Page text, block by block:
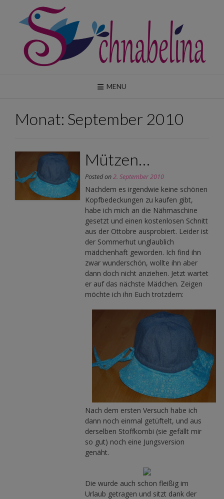
content
MENU
Monat: September 2010
Mützen…
Posted on2. September 2010
Nachdem es irgendwie keine schönen
Kopfbedeckungen zu kaufen gibt,
habe ich mich an die Nähmaschine
gesetzt und einen kostenlosen Schnitt
aus der Ottobre ausprobiert. Leider ist
der Sommerhut unglaublich
mädchenhaft geworden. Ich find ihn
zwar wunderschön, wollte ihn aber
dann doch nicht anziehen. Jetzt wartet
er auf das nächste Mädchen. Zeigen
möchte ich ihn Euch trotzdem:
Nach dem ersten Versuch habe ich
dann noch einmal getüftelt, und aus
derselben Stoffkombi (sie gefällt mir
so gut) noch eine Jungsversion
genäht.
Die wurde auch schon fleißig im
Urlaub getragen und sitzt dank der